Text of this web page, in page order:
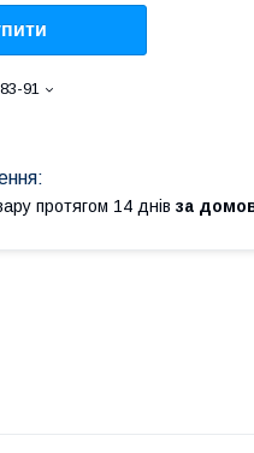
91
протягом 14 днів за